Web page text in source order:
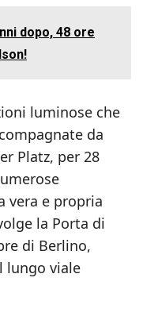
dopo, 48 ore
luminose che
da
Platz, per 28
vera e propria
la Porta di
di Berlino,
lungo viale